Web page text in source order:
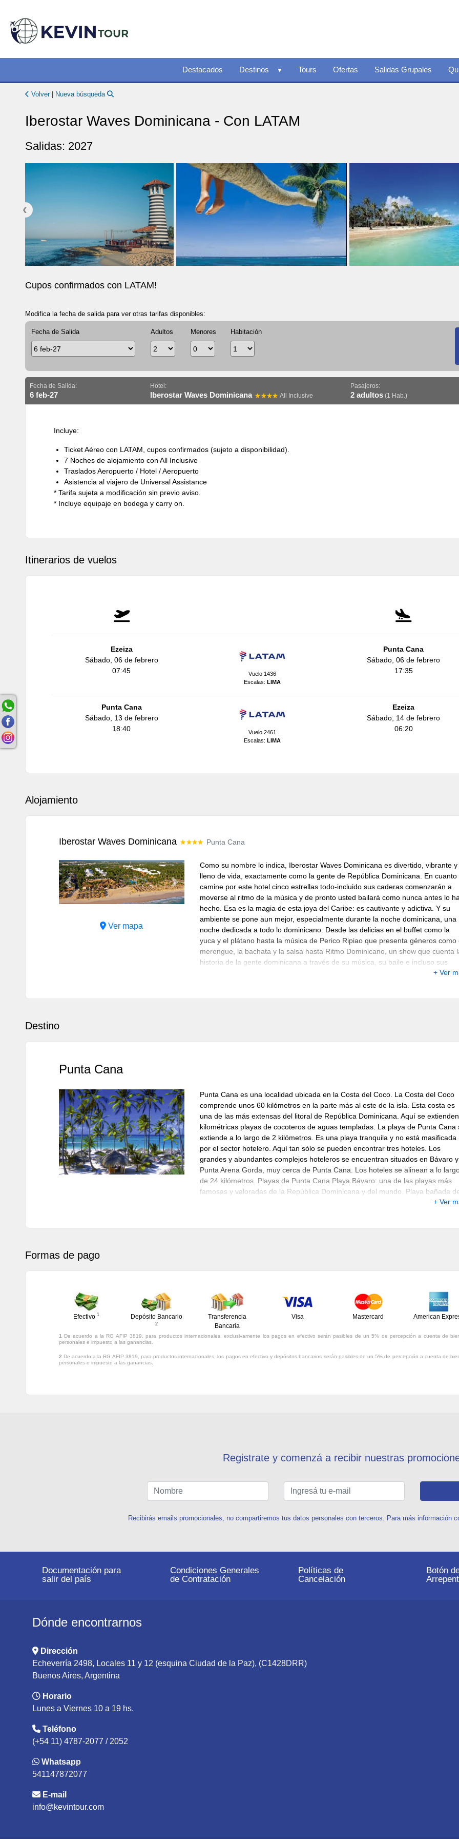
Destacados Destinos Tours Ofertas Salidas Grupales
Volver| Nueva búsqueda
Iberostar Waves Dominicana - Con LATAM
Salidas: 2027
Cupos confirmados con LATAM!
Modifica la fecha de salida para ver otras tarifas disponibles:
Fecha de Salida Adultos Menores Habitación
Fecha de Salida:
6 feb-27
Hotel:
Iberostar Waves Dominicana All Inclusive
Pasajeros:
2 adultos(1 Hab.)
Incluye:
Ticket Aéreo con LATAM, cupos confirmados (sujeto a disponibilidad).
7 Noches de alojamiento con All Inclusive
Traslados Aeropuerto / Hotel / Aeropuerto
Asistencia al viajero de Universal Assistance
* Tarifa sujeta a modificación sin previo aviso.
* Incluye equipaje en bodega y carry on.
Itinerarios de vuelos
Ezeiza
Sábado, 06 de febrero
07:45
Vuelo 1436
Escalas: LIMA
Punta Cana
Sábado, 06 de febrero
17:35
Punta Cana
Sábado, 13 de febrero
18:40
Vuelo 2461
Escalas:LIMA
Ezeiza
Sábado, 14 de febrero
06:20
Alojamiento
Iberostar Waves Dominicana Punta Cana
Previous Next
Ver mapa
Como su nombre lo indica, Iberostar Waves Dominicana es divertido, vibrante y
lleno de vida, exactamente como la gente de República Dominicana. En cuanto
camine por este hotel cinco estrellas todo-incluido sus caderas comenzarán a
moverse al ritmo de la música y de pronto usted bailará como nunca antes lo
hecho. Esa es la magia de esta joya del Caribe: es cautivante y adictiva. Y su
ambiente se pone aun mejor, especialmente durante la noche dominicana, una
noche dedicada a todo lo dominicano. Desde las delicias en el buffet como la
yuca y el plátano hasta la música de Perico Ripiao que presenta géneros como
merengue, la bachata y la salsa hasta Ritmo Dominicano, un show que cuenta
historia de la gente dominicana a través de su música, su baile e incluso sus
+ Ver
Destino
Punta Cana
Previous Next
Punta Cana es una localidad ubicada en la Costa del Coco. La Costa del Coco
comprende unos 60 kilómetros en la parte más al este de la isla. Esta costa es
una de las más extensas del litoral de República Dominicana. Aquí se extienden
kilométricas playas de cocoteros de aguas templadas. La playa de Punta Cana
extiende a lo largo de 2 kilómetros. Es una playa tranquila y no está masificada
por el sector hotelero. Aquí tan sólo se pueden encontrar tres hoteles. Los
grandes y abundantes complejos hoteleros se encuentran situados en Bávaro y
Punta Arena Gorda, muy cerca de Punta Cana. Los hoteles se alinean a lo
de 24 kilómetros. Playas de Punta Cana Playa Bávaro: una de las playas más
famosas y valoradas de la República Dominicana y del mundo. Playa bañada
aguas color turquesa y cristalina, con suaves arenas color blanca, es sin lugar a
de comida, restaurantes y mercaditos. Su pronfundidad, que apenas llega al
metro y cuarto en la parte más profunda, está protegida por una gran barrera
coral, lo que la hace parecer una gran piscina natural.
+ Ver
Formas de pago
Efectivo 1 Depósito Bancario
2
Transferencia
Bancaria
Visa Mastercard American
1
De acuerdo a la RG AFIP 3819, para productos internacionales, exclusivamente los pagos en efectivo serán pasibles de un 5% de percepción a cuenta de
personales e impuesto a las ganancias.
2 De acuerdo a la RG AFIP 3819, para productos internacionales, los pagos en efectivo y depósitos bancarios serán pasibles de un 5% de percepción a cuenta de
personales e impuesto a las ganancias.
Registrate y comenzá a recibir nuestras
Recibirás emails promocionales, no compartiremos tus datos personales con terceros. Para más información
Documentación para
salir del país
Condiciones Generales
de Contratación
Políticas de
Cancelación
Botón
Dónde encontrarnos
Dirección
Echeverría 2498, Locales 11 y 12 (esquina Ciudad de la Paz), (C1428DRR)
Buenos Aires, Argentina
Horario
Lunes a Viernes 10 a 19 hs.
Teléfono
(+54 11) 4787-2077 / 2052
Whatsapp
541147872077
E-mail
info@kevintour.com